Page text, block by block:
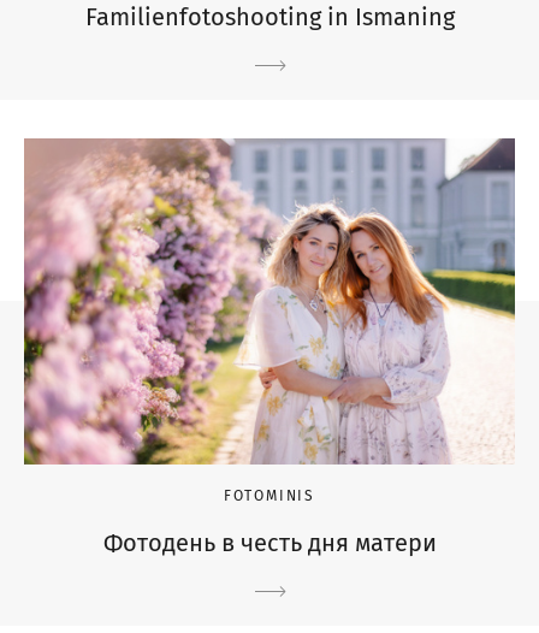
Familienfotoshooting in Ismaning
FOTOMINIS
Фотодень в честь дня матери